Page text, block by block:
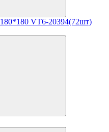
VT6-20394(72шт)